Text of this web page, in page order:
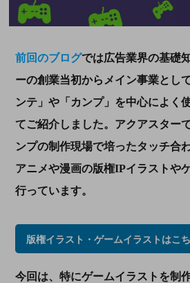
前回のブログでは広告業界の基礎
ーの創業当初からメイン事業とし
ンテ」や「カンプ」を中心によく
てご紹介しました。 アクアスター
ンプの制作現場で培ったタッチ合
アニメや漫画の版権IPイラストや
行っています。
版権イラスト・ゲームイラストはこ
今回は、特にゲームイラストを制